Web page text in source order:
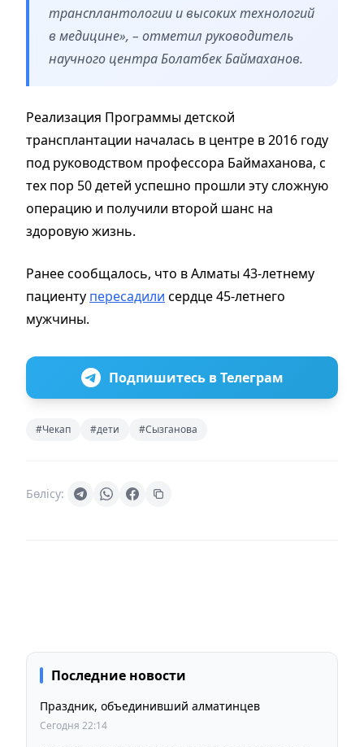
трансплантологии и высоких технологий
в медицине», – отметил руководитель
научного центра Болатбек Баймаханов.
Реализация Программы детской
трансплантации началась в центре в 2016 году
под руководством профессора Баймаханова, с
тех пор 50 детей успешно прошли эту сложную
операцию и получили второй шанс на
здоровую жизнь.
Ранее сообщалось, что в Алматы 43-летнему
пациенту пересадили сердце 45-летнего
мужчины.
Подпишитесь в Телеграм
#Чекап #дети #Сызганова
Бөлісу:
Последние новости
Праздник, объединивший алматинцев
Сегодня 22:14